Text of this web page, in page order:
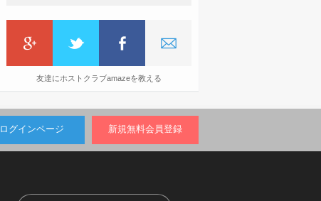
友達にホストクラブamazeを教える
ログインページ 新規無料会員登録